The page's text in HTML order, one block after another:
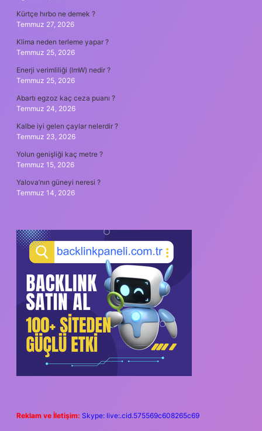
Kürtçe hırbo ne demek ?
Temmuz 27, 2026
Klima neden terleme yapar ?
Temmuz 25, 2026
Enerji verimliliği (lmW) nedir ?
Temmuz 25, 2026
Abartı egzoz kaç ceza puanı ?
Temmuz 24, 2026
Kalbe iyi gelen çaylar nelerdir ?
Temmuz 23, 2026
Yolun genişliği kaç metre ?
Temmuz 15, 2026
Yalova’nın güneyi neresi ?
Temmuz 14, 2026
Reklam ve İletişim: Skype: live:.cid.575569c608265c69